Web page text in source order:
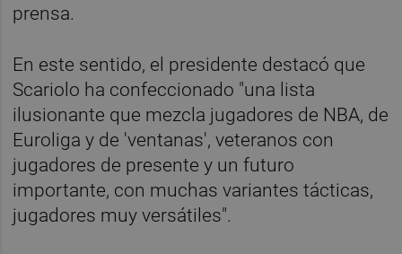
prensa.
En este sentido, el presidente destacó que
Scariolo ha confeccionado "una lista
ilusionante que mezcla jugadores de NBA, de
Euroliga y de 'ventanas', veteranos con
jugadores de presente y un futuro
importante, con muchas variantes tácticas,
jugadores muy versátiles".